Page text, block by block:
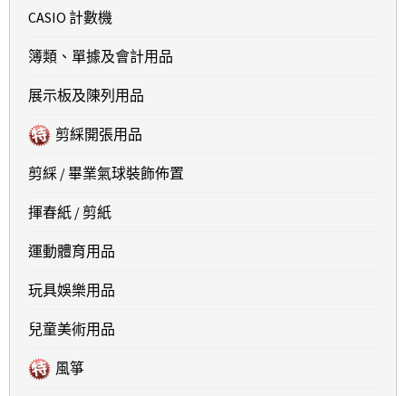
CASIO 計數機
簿類、單據及會計用品
展示板及陳列用品
剪綵開張用品
剪綵 / 畢業氣球裝飾佈置
揮春紙 / 剪紙
運動體育用品
玩具娛樂用品
兒童美術用品
風箏